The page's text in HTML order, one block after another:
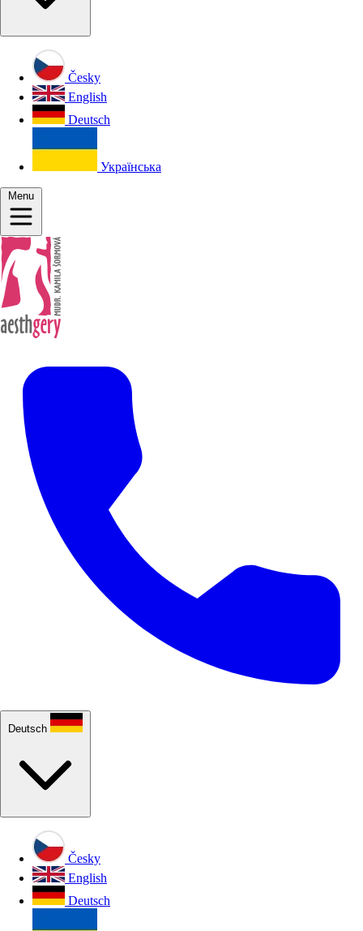
Česky
English
Deutsch
Українська
Menu
Deutsch
Česky
English
Deutsch